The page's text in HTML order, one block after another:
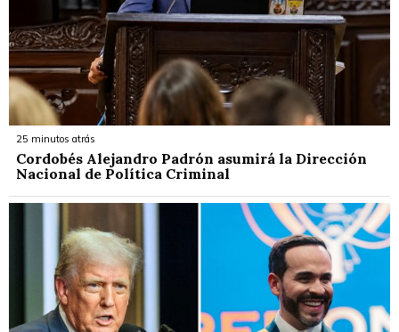
25 minutos atrás
Cordobés Alejandro Padrón asumirá la Dirección
Nacional de Política Criminal